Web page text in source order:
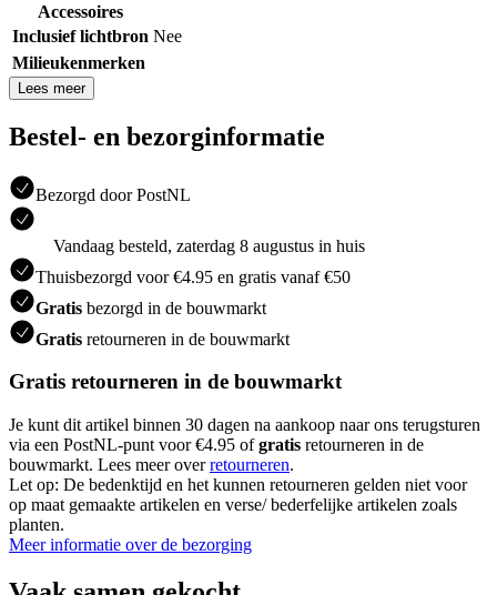
Accessoires
Inclusief lichtbron Nee
Milieukenmerken
Lees meer
Bestel- en bezorginformatie
Bezorgd door PostNL
Vandaag besteld, zaterdag 8 augustus in huis
Thuisbezorgd voor €4.95 en gratis vanaf €50
Gratis bezorgd in de bouwmarkt
Gratis retourneren in de bouwmarkt
Gratis retourneren in de bouwmarkt
Je kunt dit artikel binnen 30 dagen na aankoop naar ons terugsturen
via een PostNL-punt voor €4.95 ofgratis retourneren in de
bouwmarkt. Lees meer overretourneren.
Let op: De bedenktijd en het kunnen retourneren gelden niet voor
op maat gemaakte artikelen en verse/ bederfelijke artikelen zoals
planten.
Meer informatie over de bezorging